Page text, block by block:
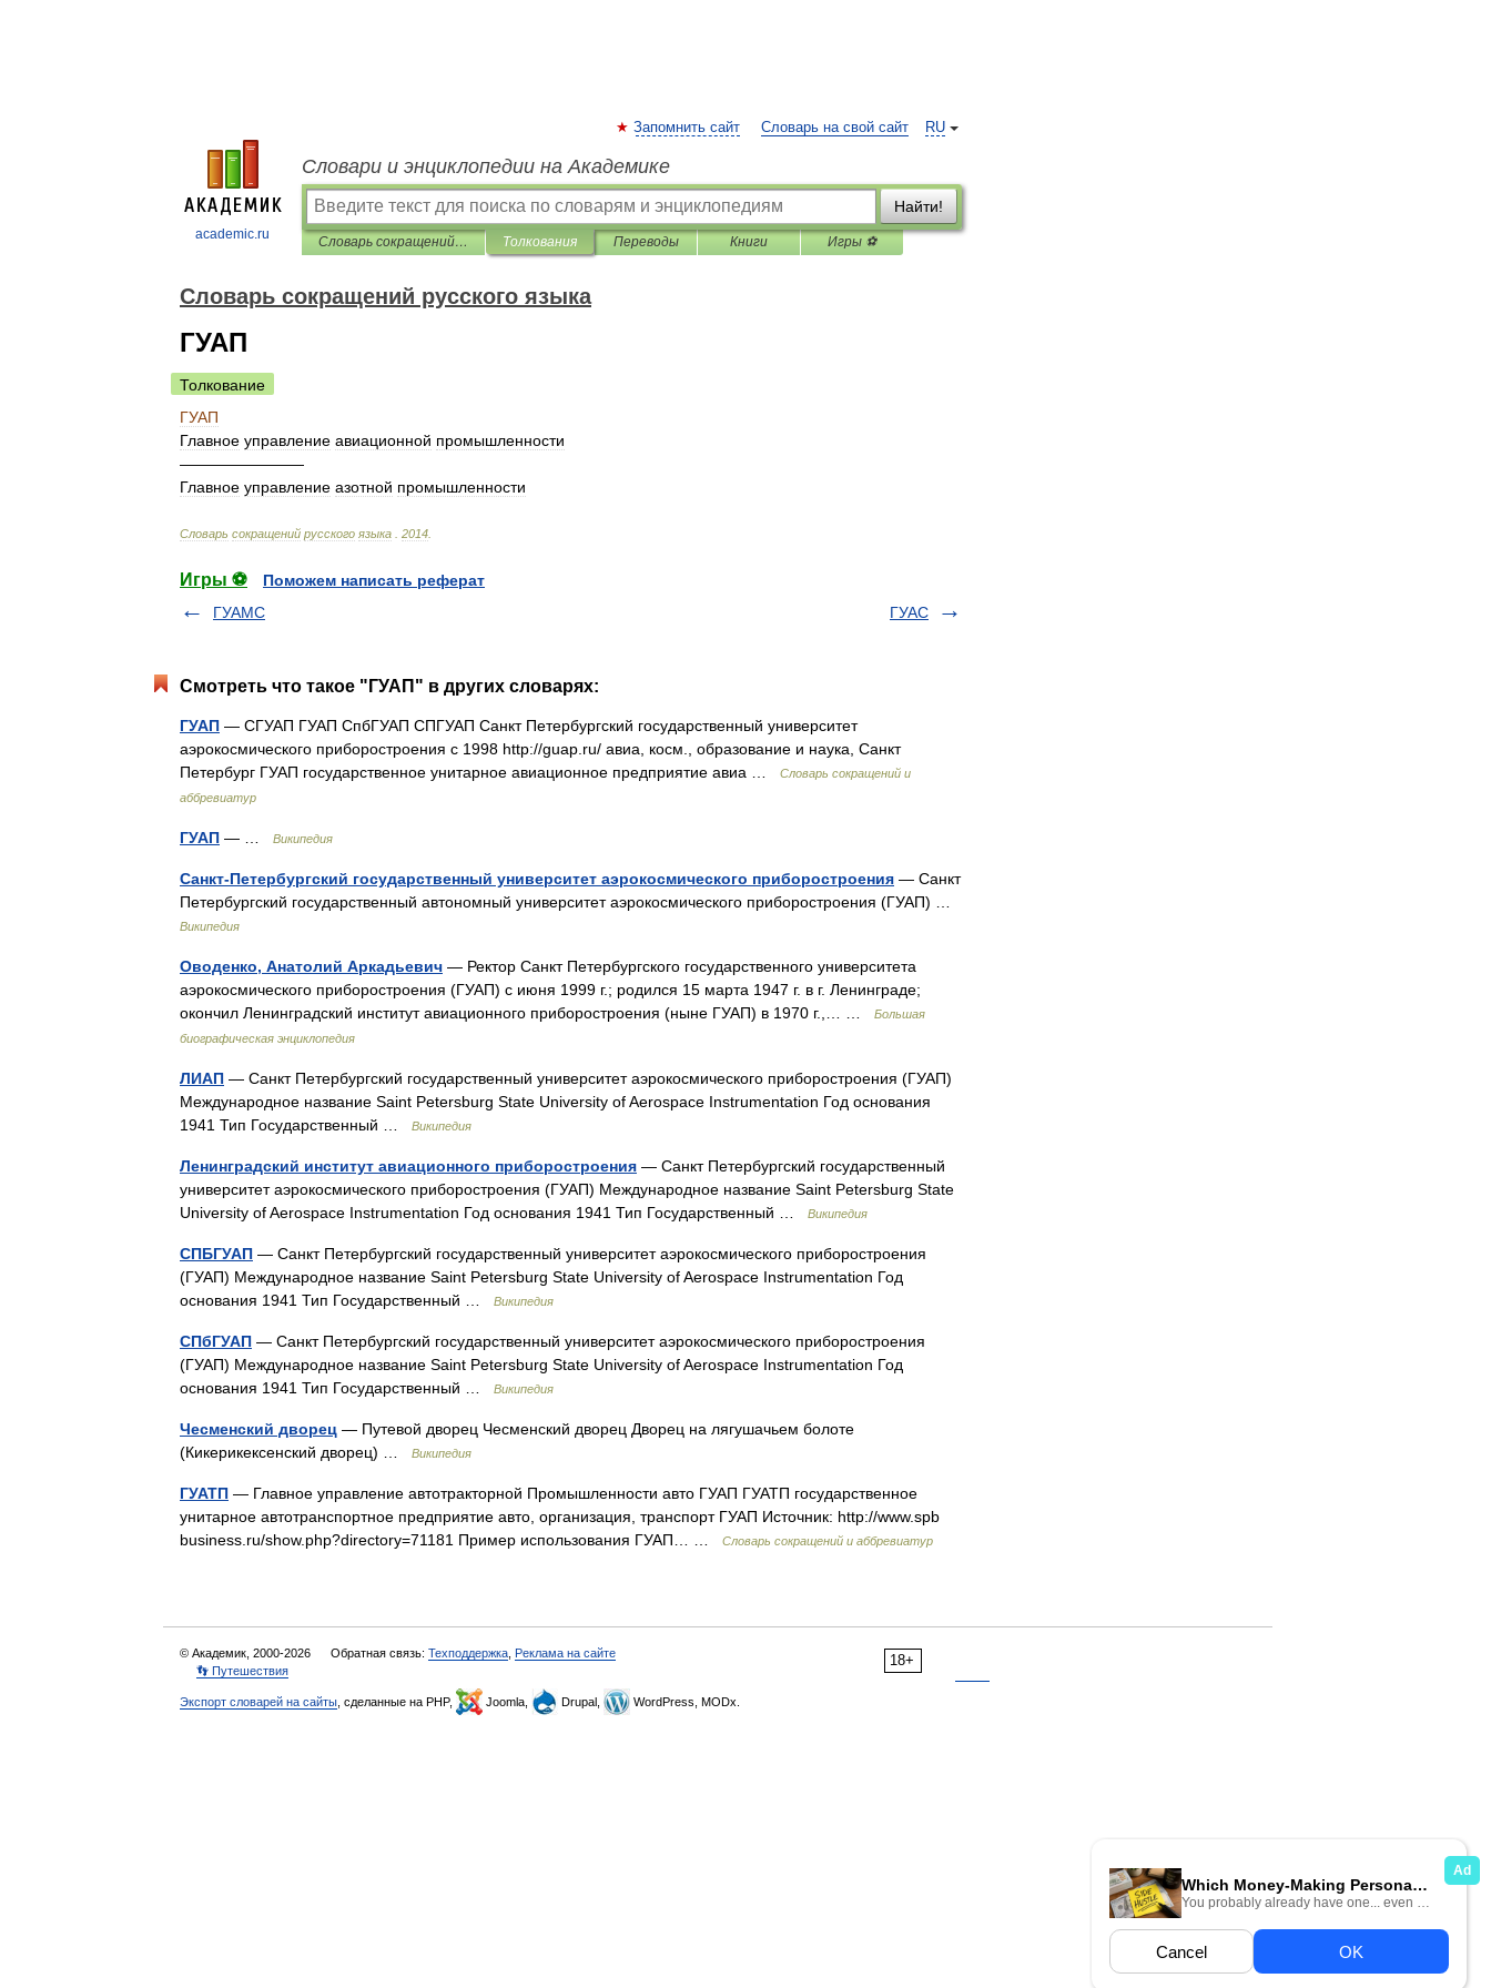
academic.ru
RU
Запомнить сайт Словарь на свой сайт
Словари и энциклопедии на Академике
Найти!
Словарь сокращений русского языка Толкования Переводы Книги Игры ⚽
Словарь сокращений русского языка
ГУАП
Толкование
ГУАП
Главное управление авиационной промышленности
————————
Главное управление азотной промышленности
Словарь сокращений русского языка 2014
Игры ⚽
Поможем написать реферат
ГУАМС
ГУАС
Смотреть что такое "ГУАП" в других словарях:
ГУАП — СГУАП ГУАП СпбГУАП СПГУАП Санкт Петербургский государственный университет
аэрокосмического приборостроения с 1998 http://guap.ru/​ авиа, косм., образование и наука, Санкт
Петербург ГУАП государственное унитарное авиационное предприятие авиа …
Словарь сокращений и
аббревиатур
ГУАП — … Википедия
Санкт-Петербургский государственный университет аэрокосмического приборостроения — Санкт
Петербургский государственный автономный университет аэрокосмического приборостроения (ГУАП) …
Википедия
Оводенко, Анатолий Аркадьевич — Ректор Санкт Петербургского государственного университета
аэрокосмического приборостроения (ГУАП) с июня 1999 г.; родился 15 марта 1947 г. в г. Ленинграде;
окончил Ленинградский институт авиационного приборостроения (ныне ГУАП) в 1970 г.,… …
Большая
биографическая энциклопедия
ЛИАП — Санкт Петербургский государственный университет аэрокосмического приборостроения (ГУАП)
Международное название Saint Petersburg State University of Aerospace Instrumentation Год основания
1941 Тип Государственный …
Википедия
Ленинградский институт авиационного приборостроения — Санкт Петербургский государственный
университет аэрокосмического приборостроения (ГУАП) Международное название Saint Petersburg State
University of Aerospace Instrumentation Год основания 1941 Тип Государственный …
Википедия
СПБГУАП — Санкт Петербургский государственный университет аэрокосмического приборостроения
(ГУАП) Международное название Saint Petersburg State University of Aerospace Instrumentation Год
основания 1941 Тип Государственный …
Википедия
СПбГУАП — Санкт Петербургский государственный университет аэрокосмического приборостроения
(ГУАП) Международное название Saint Petersburg State University of Aerospace Instrumentation Год
основания 1941 Тип Государственный …
Википедия
Чесменский дворец — Путевой дворец Чесменский дворец Дворец на лягушачьем болоте
(Кикерикексенский дворец) …
Википедия
ГУАТП — Главное управление автотракторной Промышленности авто ГУАП ГУАТП государственное
унитарное автотранспортное предприятие авто, организация, транспорт ГУАП Источник: http://www.spb
business.ru/show.php?directory=71181 Пример использования ГУАП… …
Словарь сокращений и аббревиатур
18+
© Академик, 2000-2026 Обратная связь: Техподдержка Реклама на сайте
👣 Путешествия
Экспорт словарей на сайты , сделанные на PHP, Joomla, Drupal, WordPress, MODx.